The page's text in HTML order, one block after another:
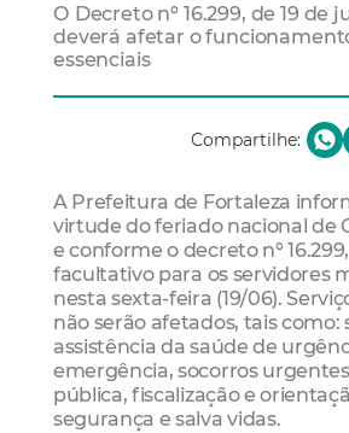
O Decreto nº 16.299, de 19 de
deverá afetar o
essenciais
Compartilhe:
A Prefeitura de Fortaleza
virtude do feriado nacional de
e conforme o decreto nº
facultativo para os servidores
nesta sexta-feira (19/06).
não serão afetados, tais como:
assistência da saúde de
emergência, socorros
pública, fiscalização e
segurança e salva vidas.